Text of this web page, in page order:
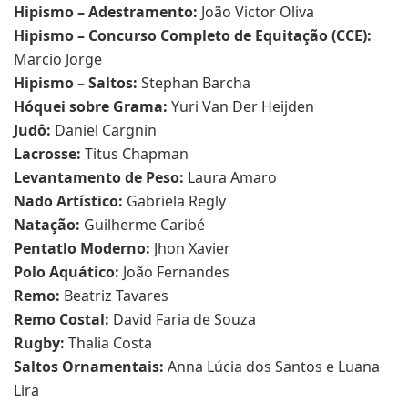
Hipismo – Adestramento: João Victor Oliva
Hipismo – Concurso Completo de Equitação (CCE):
Marcio Jorge
Hipismo – Saltos: Stephan Barcha
Hóquei sobre Grama: Yuri Van Der Heijden
Judô: Daniel Cargnin
Lacrosse: Titus Chapman
Levantamento de Peso: Laura Amaro
Nado Artístico: Gabriela Regly
Natação: Guilherme Caribé
Pentatlo Moderno: Jhon Xavier
Polo Aquático: João Fernandes
Remo: Beatriz Tavares
Remo Costal: David Faria de Souza
Rugby: Thalia Costa
Saltos Ornamentais: Anna Lúcia dos Santos e Luana
Lira